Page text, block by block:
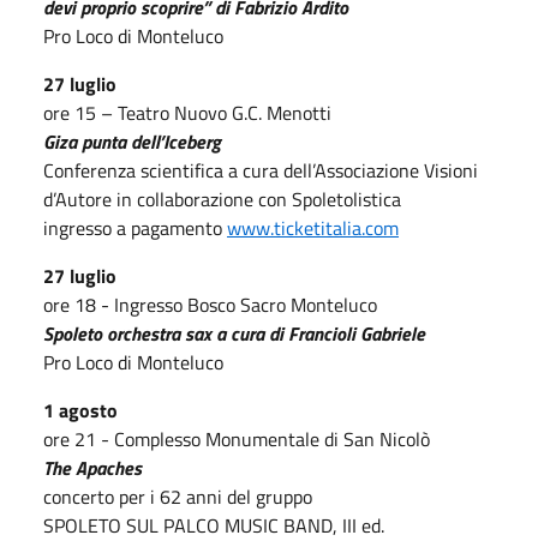
devi proprio scoprire” di Fabrizio Ardito
Pro Loco di Monteluco
27 luglio
ore 15 – Teatro Nuovo G.C. Menotti
Giza punta dell’Iceberg
Conferenza scientifica a cura dell’Associazione Visioni
d’Autore in collaborazione con Spoletolistica
ingresso a pagamentowww.ticketitalia.com
27 luglio
ore 18 - Ingresso Bosco Sacro Monteluco
Spoleto orchestra sax a cura di Francioli Gabriele
Pro Loco di Monteluco
1 agosto
ore 21 - Complesso Monumentale di San Nicolò
The Apaches
concerto per i 62 anni del gruppo
SPOLETO SUL PALCO MUSIC BAND, III ed.